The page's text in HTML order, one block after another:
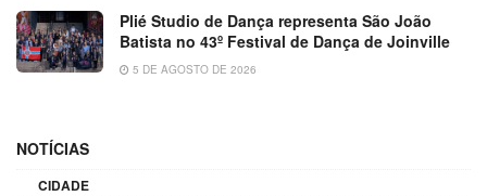
Plié Studio de Dança representa São João
Batista no 43º Festival de Dança de Joinville
5 DE AGOSTO DE 2026
NOTÍCIAS
CIDADE